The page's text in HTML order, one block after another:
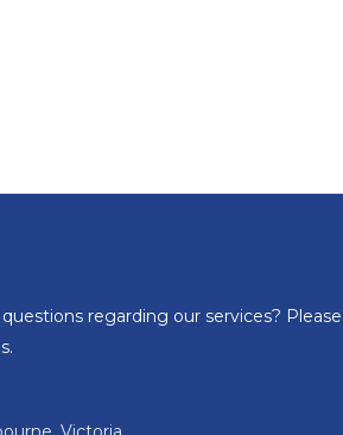
regarding our services?